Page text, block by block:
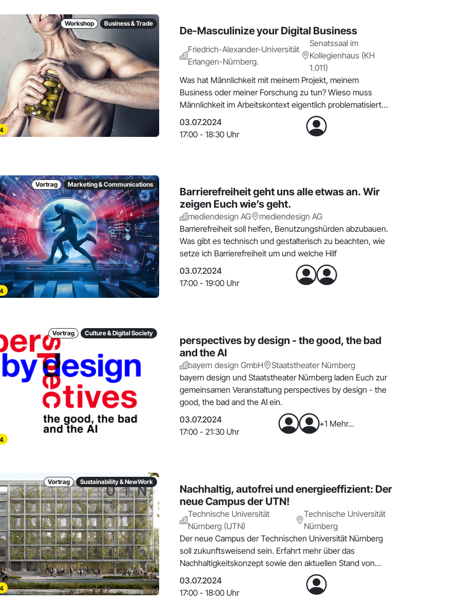
Workshop Business & Trade
De-Masculinize your Digital Business
Friedrich-Alexander-Universität
Erlangen-Nürnberg.
Senatssaal im
Kollegienhaus (KH
1.011)
Was hat Männlichkeit mit meinem Projekt, meinem
Business oder meiner Forschung zu tun? Wieso muss
Männlichkeit im Arbeitskontext eigentlich problematisiert
werd
03.07.2024
17:00 - 18:30 Uhr
Vortrag Marketing & Communications
Barrierefreiheit geht uns alle etwas an. Wir
zeigen Euch wie’s geht.
mediendesign AG
mediendesign AG
Barrierefreiheit soll helfen, Benutzungshürden abzubauen.
Was gibt es technisch und gestalterisch zu beachten, wie
setze ich Barrierefreiheit um und welche Hilf
03.07.2024
17:00 - 19:00 Uhr
Vortrag Culture & Digital Society
perspectives by design - the good, the bad
and the AI
bayern design GmbH
Staatstheater Nürnberg
bayern design und Staatstheater Nürnberg laden Euch zur
gemeinsamen Veranstaltung perspectives by design - the
good, the bad and the AI ein.
03.07.2024
17:00 - 21:30 Uhr
+1 Mehr...
Vortrag Sustainability & NewWork
Nachhaltig, autofrei und energieeffizient: Der
neue Campus der UTN!
Technische Universität
Nürnberg (UTN)
Technische Universität
Nürnberg
Der neue Campus der Technischen Universität Nürnberg
soll zukunftsweisend sein. Erfahrt mehr über das
Nachhaltigkeitskonzept sowie den aktuellen Stand von
unser
03.07.2024
17:00 - 18:00 Uhr